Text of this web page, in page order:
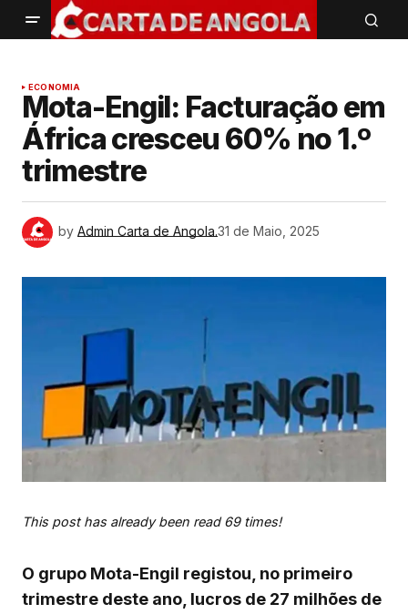
ECONOMIA
Mota-Engil: Facturação em
África cresceu 60% no 1.º
trimestre
by Admin Carta de Angola.31 de Maio, 2025
This post has already been read 69 times!
O grupo Mota-Engil registou, no primeiro
trimestre deste ano, lucros de 27 milhões de